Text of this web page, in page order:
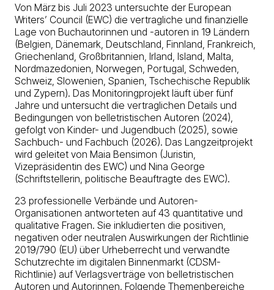
Von März bis Juli 2023 untersuchte der European
Writers’ Council (EWC) die vertragliche und finanzielle
Lage von Buchautorinnen und -autoren in 19 Ländern
(Belgien, Dänemark, Deutschland, Finnland, Frankreich,
Griechenland, Großbritannien, Irland, Island, Malta,
Nordmazedonien, Norwegen, Portugal, Schweden,
Schweiz, Slowenien, Spanien, Tschechische Republik
und Zypern). Das Monitoringprojekt läuft über fünf
Jahre und untersucht die vertraglichen Details und
Bedingungen von belletristischen Autoren (2024),
gefolgt von Kinder- und Jugendbuch (2025), sowie
Sachbuch- und Fachbuch (2026). Das Langzeitprojekt
wird geleitet von Maia Bensimon (Juristin,
Vizepräsidentin des EWC) und Nina George
(Schriftstellerin, politische Beauftragte des EWC).
23 professionelle Verbände und Autoren-
Organisationen antworteten auf 43 quantitative und
qualitative Fragen. Sie inkludierten die positiven,
negativen oder neutralen Auswirkungen der Richtlinie
2019/790 (EU) über Urheberrecht und verwandte
Schutzrechte im digitalen Binnenmarkt (CDSM-
Richtlinie) auf Verlagsverträge von belletristischen
Autoren und Autorinnen. Folgende Themenbereiche